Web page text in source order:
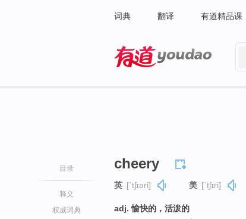
词典 翻译 有道精品课
目录
释义
权威词典
cheery
英 [ˈtʃɪəri] 美 [ˈtʃɪri]
adj. 愉快的，活泼的